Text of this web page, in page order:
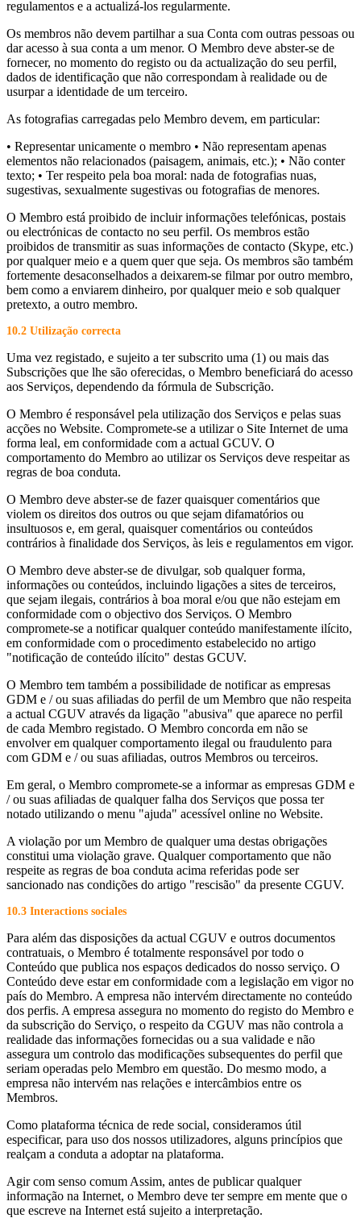
regulamentos e a actualizá-los regularmente.
Os membros não devem partilhar a sua Conta com outras pessoas ou
dar acesso à sua conta a um menor. O Membro deve abster-se de
fornecer, no momento do registo ou da actualização do seu perfil,
dados de identificação que não correspondam à realidade ou de
usurpar a identidade de um terceiro.
As fotografias carregadas pelo Membro devem, em particular:
• Representar unicamente o membro • Não representam apenas
elementos não relacionados (paisagem, animais, etc.); • Não conter
texto; • Ter respeito pela boa moral: nada de fotografias nuas,
sugestivas, sexualmente sugestivas ou fotografias de menores.
O Membro está proibido de incluir informações telefónicas, postais
ou electrónicas de contacto no seu perfil. Os membros estão
proibidos de transmitir as suas informações de contacto (Skype, etc.)
por qualquer meio e a quem quer que seja. Os membros são também
fortemente desaconselhados a deixarem-se filmar por outro membro,
bem como a enviarem dinheiro, por qualquer meio e sob qualquer
pretexto, a outro membro.
10.2 Utilização correcta
Uma vez registado, e sujeito a ter subscrito uma (1) ou mais das
Subscrições que lhe são oferecidas, o Membro beneficiará do acesso
aos Serviços, dependendo da fórmula de Subscrição.
O Membro é responsável pela utilização dos Serviços e pelas suas
acções no Website. Compromete-se a utilizar o Site Internet de uma
forma leal, em conformidade com a actual GCUV. O
comportamento do Membro ao utilizar os Serviços deve respeitar as
regras de boa conduta.
O Membro deve abster-se de fazer quaisquer comentários que
violem os direitos dos outros ou que sejam difamatórios ou
insultuosos e, em geral, quaisquer comentários ou conteúdos
contrários à finalidade dos Serviços, às leis e regulamentos em vigor.
O Membro deve abster-se de divulgar, sob qualquer forma,
informações ou conteúdos, incluindo ligações a sites de terceiros,
que sejam ilegais, contrários à boa moral e/ou que não estejam em
conformidade com o objectivo dos Serviços. O Membro
compromete-se a notificar qualquer conteúdo manifestamente ilícito,
em conformidade com o procedimento estabelecido no artigo
"notificação de conteúdo ilícito" destas GCUV.
O Membro tem também a possibilidade de notificar as empresas
GDM e / ou suas afiliadas do perfil de um Membro que não respeita
a actual CGUV através da ligação "abusiva" que aparece no perfil
de cada Membro registado. O Membro concorda em não se
envolver em qualquer comportamento ilegal ou fraudulento para
com GDM e / ou suas afiliadas, outros Membros ou terceiros.
Em geral, o Membro compromete-se a informar as empresas GDM e
/ ou suas afiliadas de qualquer falha dos Serviços que possa ter
notado utilizando o menu "ajuda" acessível online no Website.
A violação por um Membro de qualquer uma destas obrigações
constitui uma violação grave. Qualquer comportamento que não
respeite as regras de boa conduta acima referidas pode ser
sancionado nas condições do artigo "rescisão" da presente CGUV.
10.3 Interactions sociales
Para além das disposições da actual CGUV e outros documentos
contratuais, o Membro é totalmente responsável por todo o
Conteúdo que publica nos espaços dedicados do nosso serviço. O
Conteúdo deve estar em conformidade com a legislação em vigor no
país do Membro. A empresa não intervém directamente no conteúdo
dos perfis. A empresa assegura no momento do registo do Membro e
da subscrição do Serviço, o respeito da CGUV mas não controla a
realidade das informações fornecidas ou a sua validade e não
assegura um controlo das modificações subsequentes do perfil que
seriam operadas pelo Membro em questão. Do mesmo modo, a
empresa não intervém nas relações e intercâmbios entre os
Membros.
Como plataforma técnica de rede social, consideramos útil
especificar, para uso dos nossos utilizadores, alguns princípios que
realçam a conduta a adoptar na plataforma.
Agir com senso comum Assim, antes de publicar qualquer
informação na Internet, o Membro deve ter sempre em mente que o
que escreve na Internet está sujeito a interpretação.